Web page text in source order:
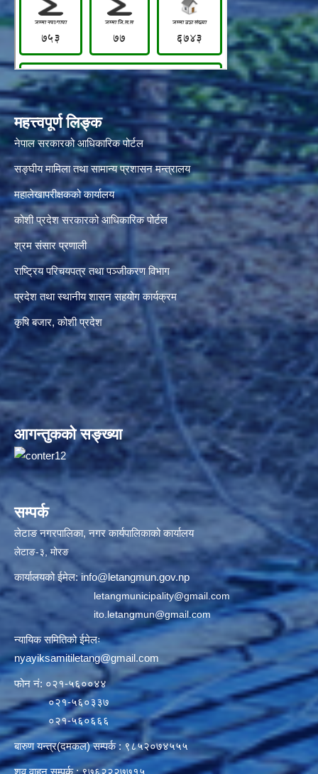
महत्त्वपूर्ण लिङ्क
नेपाल सरकारको आधिकारिक पोर्टल
सङ्‍घीय मामिला तथा सामान्य प्रशासन मन्त्रालय
महालेखापरीक्षकको कार्यालय
कोशी प्रदेश सरकारको आधिकारिक पोर्टल
श्रम संसार प्रणाली
राष्ट्रिय परिचयपत्र तथा पञ्जीकरण विभाग
प्रदेश तथा स्थानीय शासन सहयोग कार्यक्रम
कृषि बजार, कोशी प्रदेश
आगन्तुकको सङ्ख्या
सम्पर्क
लेटाङ नगरपालिका, नगर कार्यपालिकाको कार्यालय
लेटाङ-३, मोरङ
कार्यालयको ईमेल:info@letangmun.gov.np
letangmunicipality@gmail.com
ito.letangmun@gmail.com
न्यायिक समितिको ईमेलः
nyayiksamitiletang@gmail.com
फोन नं: ०२१-५६००४४
०२१-५६०३३७
०२१-५६०६६६
बारुण यन्त्र(दमकल) सम्पर्क : ९८५२०७४५५५